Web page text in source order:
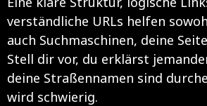
verständliche URLs helfen
auch Suchmaschinen, deine
Stell dir vor, du erklärst
deine Straßennamen sind
wird schwierig.